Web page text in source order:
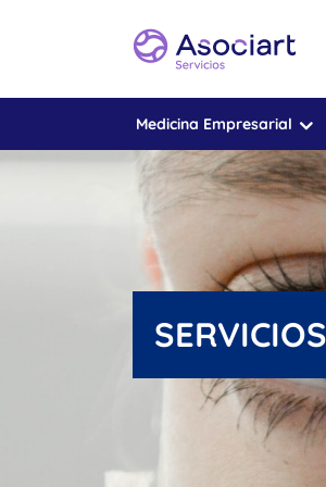
Medicina Empresarial